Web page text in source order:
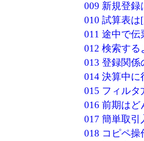
009 新規登
010 試算表
011 途中で伝
012 検索する
013 登録関係
014 決算中に
015 フィルタ
016 前期はど
017 簡単取
018 コピペ操